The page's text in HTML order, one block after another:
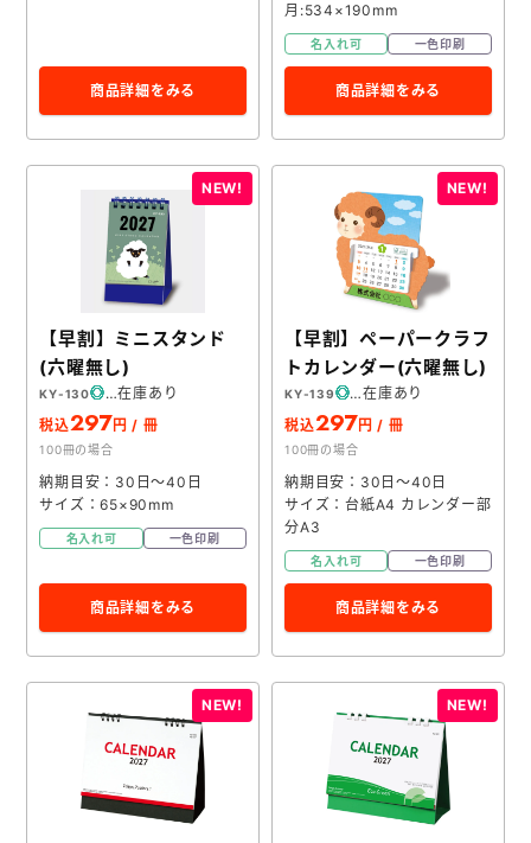
商品詳細をみる
月:534×190mm
名入れ可 一色印刷
商品詳細をみる
【早割】ミニスタンド
(六曜無し)
KY-130
在庫あり
税込297円 / 冊
100冊の場合
納期目安：30日～40日
サイズ：65×90mm
名入れ可 一色印刷
商品詳細をみる
【早割】ペーパークラフ
トカレンダー(六曜無し)
KY-139
在庫あり
税込297円 / 冊
100冊の場合
納期目安：30日～40日
サイズ：台紙A4 カレンダー部
分A3
名入れ可 一色印刷
商品詳細をみる